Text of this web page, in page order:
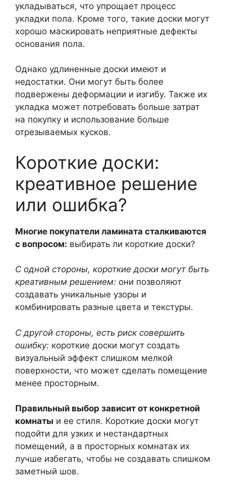
укладываться, что упрощает процесс
укладки пола. Кроме того, такие доски могут
хорошо маскировать неприятные дефекты
основания пола.
Однако удлиненные доски имеют и
недостатки. Они могут быть более
подвержены деформации и изгибу. Также их
укладка может потребовать больше затрат
на покупку и использование больше
отрезываемых кусков.
Короткие доски:
креативное решение
или ошибка?
Многие покупатели ламината сталкиваются
с вопросом: выбирать ли короткие доски?
С одной стороны, короткие доски могут быть
креативным решением: они позволяют
создавать уникальные узоры и
комбинировать разные цвета и текстуры.
С другой стороны, есть риск совершить
ошибку: короткие доски могут создать
визуальный эффект слишком мелкой
поверхности, что может сделать помещение
менее просторным.
Правильный выбор зависит от конкретной
комнаты и ее стиля. Короткие доски могут
подойти для узких и нестандартных
помещений, а в просторных комнатах их
лучше избегать, чтобы не создавать слишком
заметный шов.